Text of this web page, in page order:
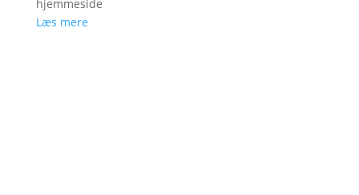
hjemmeside
Læs mere